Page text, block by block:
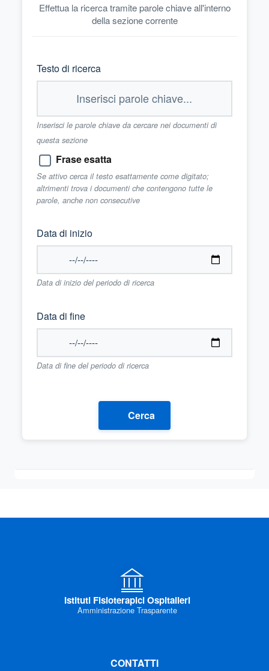
Effettua la ricerca tramite parole chiave all'interno
della sezione corrente
Testo di ricerca
Inserisci le parole chiave da cercare nei documenti di
questa sezione
Frase esatta
Se attivo cerca il testo esattamente come digitato;
altrimenti trova i documenti che contengono tutte le
parole, anche non consecutive
Data di inizio
Data di inizio del periodo di ricerca
Data di fine
Data di fine del periodo di ricerca
Cerca
Istituti Fisioterapici Ospitalieri
Amministrazione Trasparente
CONTATTI